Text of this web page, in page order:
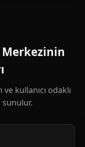
Merkezinin
kullanıcı odaklı
sunulur.